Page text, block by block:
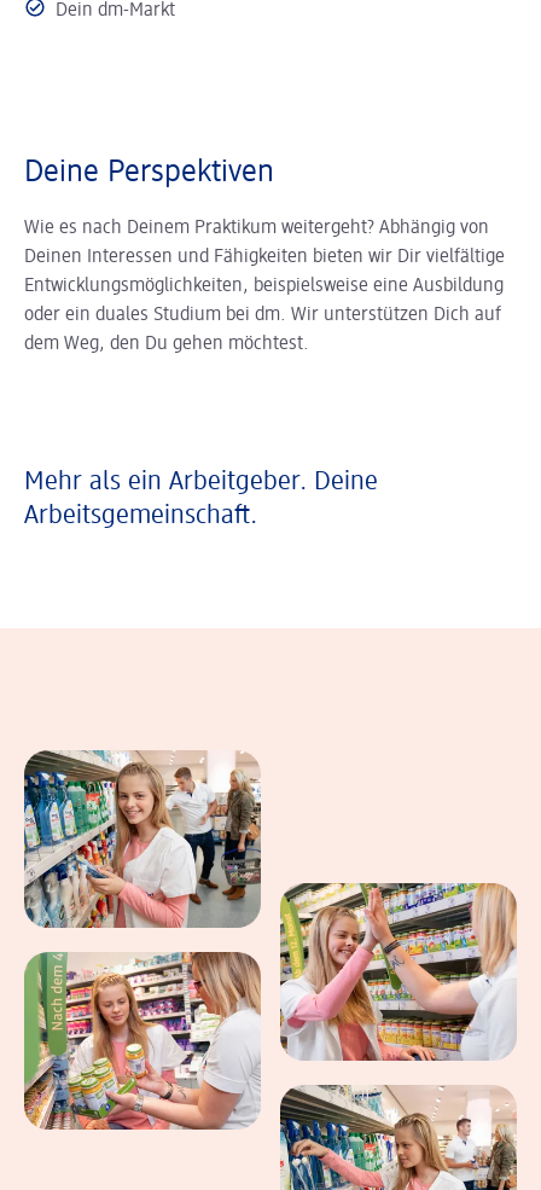
Dein dm-Markt
Deine Perspektiven
Wie es nach Deinem Praktikum weitergeht? Abhängig von
Deinen Interessen und Fähigkeiten bieten wir Dir vielfältige
Entwicklungsmöglichkeiten, beispielsweise eine Ausbildung
oder ein duales Studium bei dm. Wir unterstützen Dich auf
dem Weg, den Du gehen möchtest.
Mehr als ein Arbeitgeber. Deine
Arbeitsgemeinschaft.
Eindrücke aus dem Arbeitsalltag